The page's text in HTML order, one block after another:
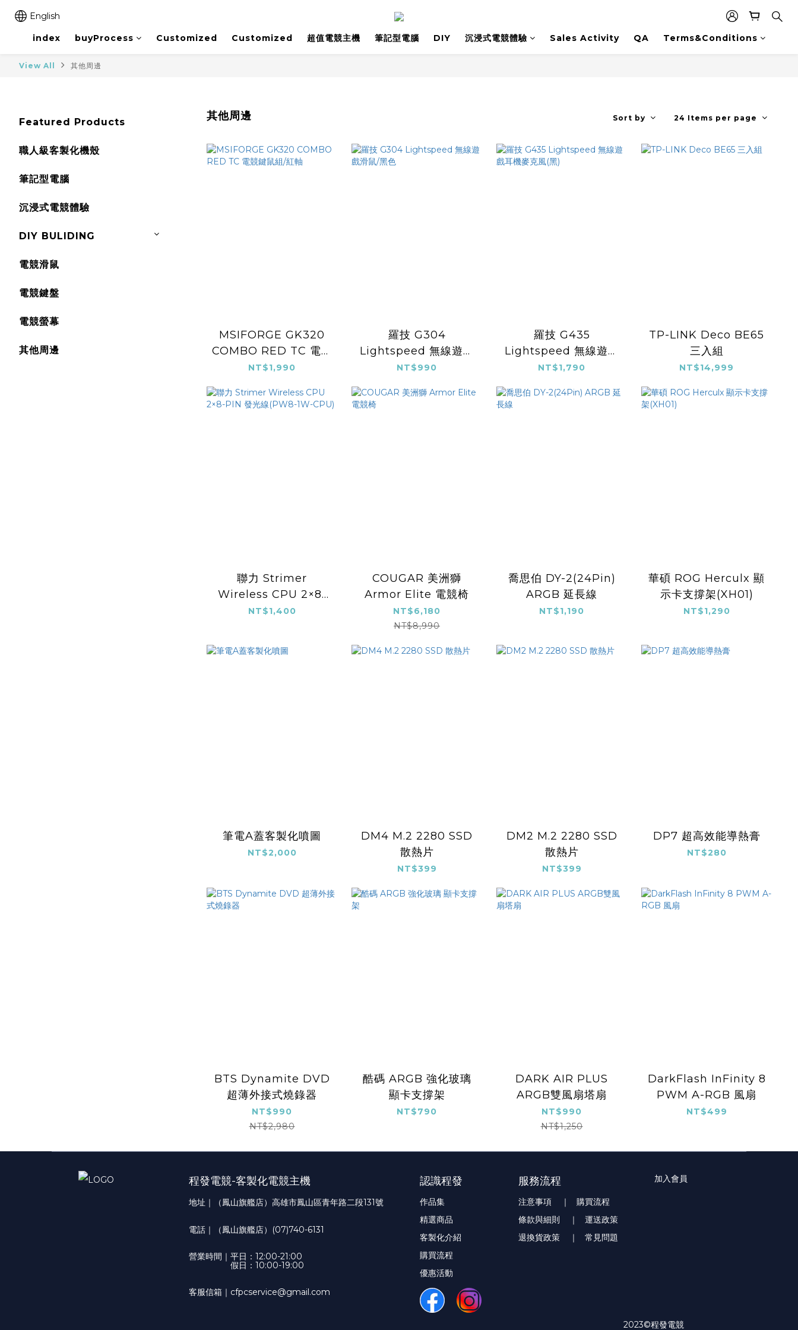
English
index buyProcess Customized Customized 超值電競主機 筆記型電腦 DIY 沉浸式電競體驗 Sales Activity QA Terms&Conditions
View All 其他周邊
Featured Products
職人級客製化機殼
筆記型電腦
沉浸式電競體驗
DIY BULIDING
電競滑鼠
電競鍵盤
電競螢幕
其他周邊
其他周邊 Sort by 24 Items per page
MSIFORGE GK320
COMBO RED TC 電競
鍵鼠組/紅軸
NT$1,990
羅技 G304
Lightspeed 無線遊戲
滑鼠/黑色
NT$990
羅技 G435
Lightspeed 無線遊戲
耳機麥克風(黑)
NT$1,790
TP-LINK Deco BE65
三入組
NT$14,999
聯力 Strimer
Wireless CPU 2×8-
PIN 發光線(PW8-1W-
NT$1,400
COUGAR 美洲獅
Armor Elite 電競椅
NT$6,180
NT$8,990
喬思伯 DY-2(24Pin)
ARGB 延長線
NT$1,190
華碩 ROG Herculx 顯
示卡支撐架(XH01)
NT$1,290
筆電A蓋客製化噴圖
NT$2,000
DM4 M.2 2280 SSD
散熱片
NT$399
DM2 M.2 2280 SSD
散熱片
NT$399
DP7 超高效能導熱膏
NT$280
BTS Dynamite DVD
超薄外接式燒錄器
NT$990
NT$2,980
酷碼 ARGB 強化玻璃
顯卡支撐架
NT$790
DARK AIR PLUS
ARGB雙風扇塔扇
NT$990
NT$1,250
DarkFlash InFinity 8
PWM A-RGB 風扇
NT$499
程發電競-客製化電競主機
地址｜（鳳山旗艦店）高雄市鳳山區青年路二段131號
電話｜（鳳山旗艦店）(07)740-6131
營業時間｜ 平日：12:00-21:00
假日：10:00-19:00
客服信箱｜cfpcservice@gmail.com
認識程發
作品集
精選商品
客製化介紹
購買流程
優惠活動
服務流程
注意事項
｜ 購買流程
條款與細則
｜ 運送政策
退換貨政策
｜ 常見問題
加入會員
2023©程發電競